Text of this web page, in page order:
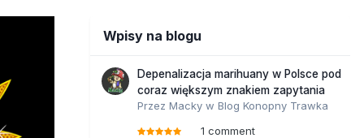
Wpisy na blogu
Depenalizacja marihuany w Polsce pod
coraz większym znakiem zapytania
Przez Macky w Blog Konopny Trawka
1 comment